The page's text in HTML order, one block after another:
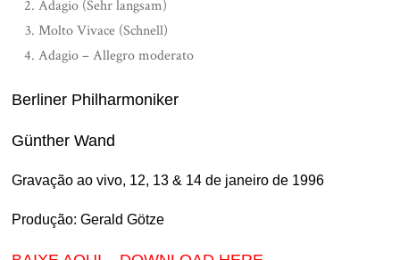
Adagio (Sehr langsam)
Molto Vivace (Schnell)
Adagio – Allegro moderato
Berliner Philharmoniker
Günther Wand
Gravação ao vivo, 12, 13 & 14 de janeiro de 1996
Produção: Gerald Götze